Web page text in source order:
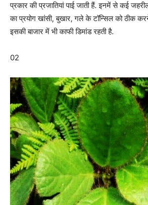
प्रकार की प्रजातियां पाई जाती हैं. इनमें से कई
का प्रयोग खांसी, बुखार, गले के टॉन्सिल को ठीक
इसकी बाजार में भी काफी डिमांड रहती है.
02